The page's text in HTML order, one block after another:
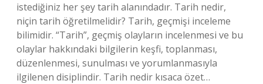
istediğiniz her şey tarih alanındadır. Tarih nedir,
niçin tarih öğretilmelidir? Tarih, geçmişi inceleme
bilimidir. “Tarih”, geçmiş olayların incelenmesi ve bu
olaylar hakkındaki bilgilerin keşfi, toplanması,
düzenlenmesi, sunulması ve yorumlanmasıyla
ilgilenen disiplindir. Tarih nedir kısaca özet…